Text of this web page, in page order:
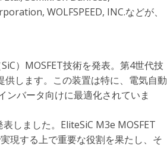
WOLFSPEED, INC.などが、
）MOSFET技術を発表。第4世代技
します。この装置は特に、電気自動
ンバータ向けに最適化されていま
しました。EliteSiC M3e MOSFET
現する上で重要な役割を果たし、そ